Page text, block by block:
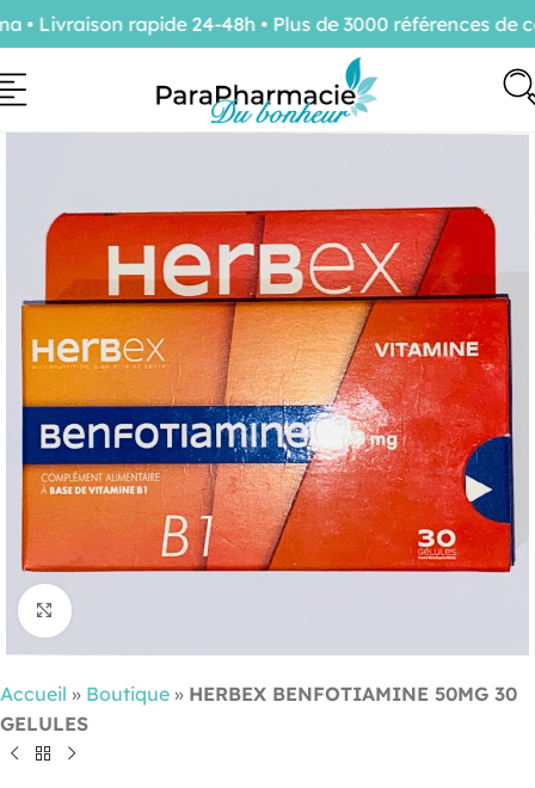
Cliquez pour agrandir
Accueil » Boutique » HERBEX BENFOTIAMINE 50MG 30
GELULES
Livraison rapide 24-48h • Plus de 3000 références de